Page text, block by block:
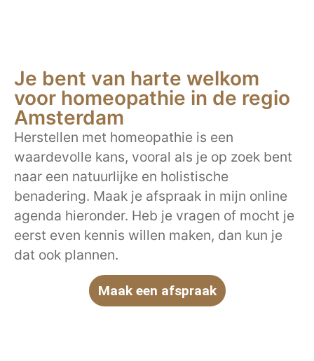
Je bent van harte welkom
voor homeopathie in de regio
Amsterdam
Herstellen met homeopathie is een
waardevolle kans, vooral als je op zoek bent
naar een natuurlijke en holistische
benadering. Maak je afspraak in mijn online
agenda hieronder. Heb je vragen of mocht je
eerst even kennis willen maken, dan kun je
dat ook plannen.
Maak een afspraak